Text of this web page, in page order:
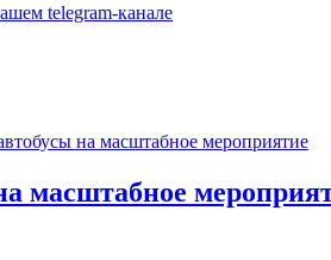
telegram-канале
масштабное